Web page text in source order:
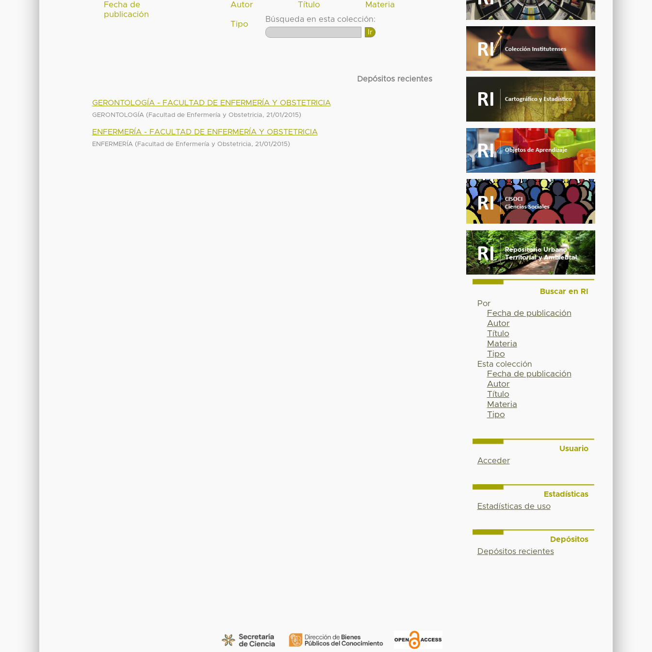
Fecha de
publicación
Autor Título Materia
Tipo
Búsqueda en esta colección:
Depósitos recientes
GERONTOLOGÍA - FACULTAD DE ENFERMERÍA Y OBSTETRICIA
GERONTOLOGÍA ( Facultad de Enfermería y Obstetricia, 21/01/2015)
ENFERMERÍA - FACULTAD DE ENFERMERÍA Y OBSTETRICIA
ENFERMERÍA ( Facultad de Enfermería y Obstetricia, 21/01/2015)
Buscar en RI
Por
Fecha de publicación
Autor
Título
Materia
Tipo
Esta colección
Fecha de publicación
Autor
Título
Materia
Tipo
Usuario
Acceder
Estadísticas
Estadísticas de uso
Depósitos
Depósitos recientes